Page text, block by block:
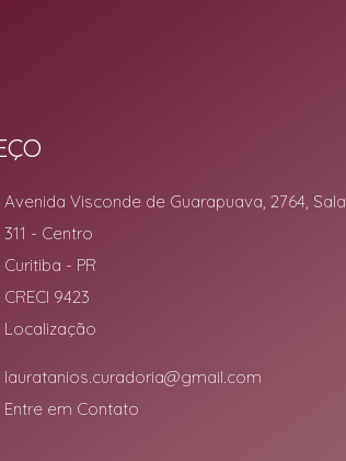
Avenida Visconde de Guarapuava, 2764, Sala
311 - Centro
Curitiba - PR
CRECI 9423
Localização
lauratanios.curadoria@gmail.com
Entre em Contato